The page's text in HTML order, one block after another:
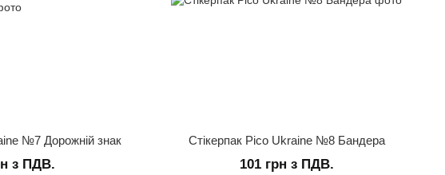
№7 Дорожній знак
з ПДВ.
Стікерпак Pico Ukraine №8 Бандера
101 грн з ПДВ.